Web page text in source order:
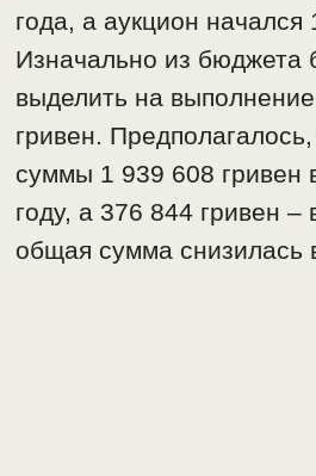
года, а аукцион начался
Изначально из бюджета
выделить на
гривен.
суммы 1 939 608 гривен
году, а 376 844 гривен –
общая сумма снизилась